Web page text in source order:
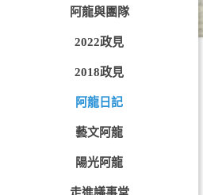
阿龍與團隊
2022政見
2018政見
阿龍日記
藝文阿龍
陽光阿龍